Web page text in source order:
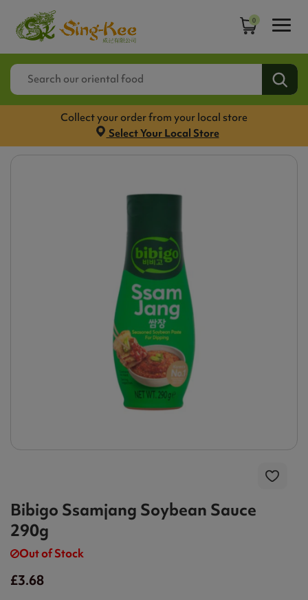
0
Collect your order from your local store
Select Your Local Store
Bibigo Ssamjang Soybean Sauce
290g
Out of Stock
£3.68